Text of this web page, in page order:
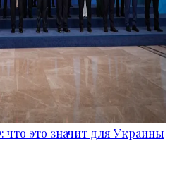
это значит для Украины